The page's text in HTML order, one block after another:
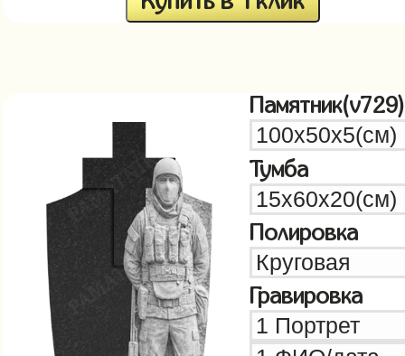
Памятник(v729)
Тумба
Полировка
Гравировка